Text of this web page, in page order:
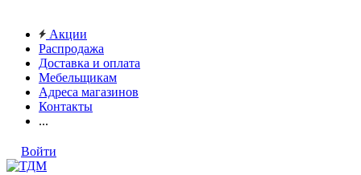
Акции
Распродажа
Доставка и оплата
Мебельщикам
Адреса магазинов
Контакты
...
Войти